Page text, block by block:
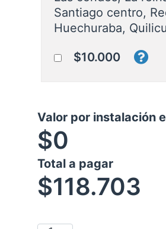
Santiago centro,
Huechuraba,
$10.000
Valor por instalación
$0
Total a pagar
$118.703